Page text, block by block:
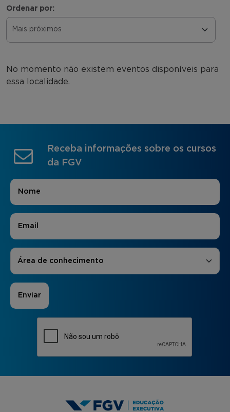
Ordenar por:
No momento não existem eventos disponíveis para
essa localidade.
Receba informações sobre os cursos
da FGV
Nome
E-mail
Áreas de Interesse
Área de conhecimento